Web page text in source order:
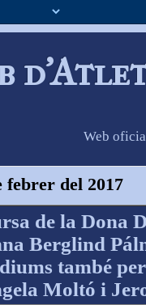
Web
febrer del 2017
de la Dona
Berglind
també
Moltó i